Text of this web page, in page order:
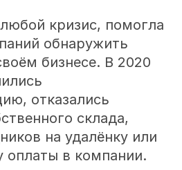
кризис, помогла
обнаружить
бизнесе. В 2020
отказались
склада,
на удалёнку или
оплаты в компании.